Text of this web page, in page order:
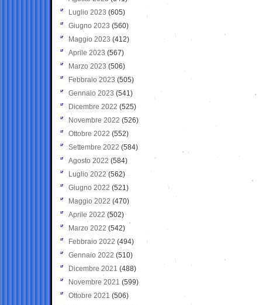
Luglio 2023 (605)
Giugno 2023 (560)
Maggio 2023 (412)
Aprile 2023 (567)
Marzo 2023 (506)
Febbraio 2023 (505)
Gennaio 2023 (541)
Dicembre 2022 (525)
Novembre 2022 (526)
Ottobre 2022 (552)
Settembre 2022 (584)
Agosto 2022 (584)
Luglio 2022 (562)
Giugno 2022 (521)
Maggio 2022 (470)
Aprile 2022 (502)
Marzo 2022 (542)
Febbraio 2022 (494)
Gennaio 2022 (510)
Dicembre 2021 (488)
Novembre 2021 (599)
Ottobre 2021 (506)